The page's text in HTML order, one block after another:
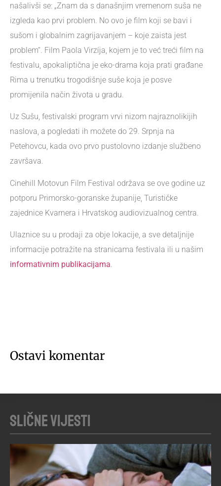
našalivši se: „Znam da s današnjim vremenom suša ne
izgleda kao prvi problem. No ovo je film koji se bavi i
sušom i globalnim zagrijavanjem – koje zaista jest
problem“. Film Paola Virzíja, kojem je to već treći film na
festivalu, apokaliptična je eko-drama koja prati građane
Rima u trenutku trogodišnje suše koja je posve
promijenila način života u gradu.
Uz Sušu, festivalski program vrvi nizom najraznolikijih
naslova, a pogledati ih možete do 29. Srpnja na
Petehovcu, kada ovo prvo pustolovno izdanje službeno
završava.
Cinehill Motovun Film Festival održava se ove godine uz
potporu Primorsko-goranske županije, Turističke
zajednice Kvarnera i Hrvatskog audiovizualnog centra.
Ulaznice su u prodaji za obje lokacije, a sve detaljnije
informacije potražite na stranicama festivala ili u našim
informativnim publikacijama.
Ostavi komentar
Slične vijesti